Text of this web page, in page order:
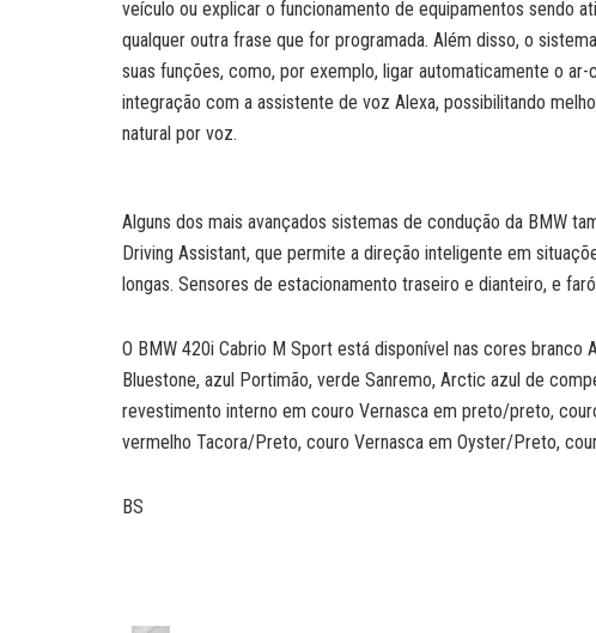
veículo ou explicar o funcionamento de equipamentos sendo
qualquer outra frase que for programada. Além disso, o
suas funções, como, por exemplo, ligar automaticamente o
integração com a assistente de voz Alexa, possibilitando
natural por voz.
Alguns dos mais avançados sistemas de condução da BMW
Driving Assistant, que permite a direção inteligente em
longas. Sensores de estacionamento traseiro e dianteiro, e
O BMW 420i Cabrio M Sport está disponível nas cores branco
Bluestone, azul Portimão, verde Sanremo, Arctic azul de
revestimento interno em couro Vernasca em preto/preto,
vermelho Tacora/Preto, couro Vernasca em Oyster/Preto,
BS